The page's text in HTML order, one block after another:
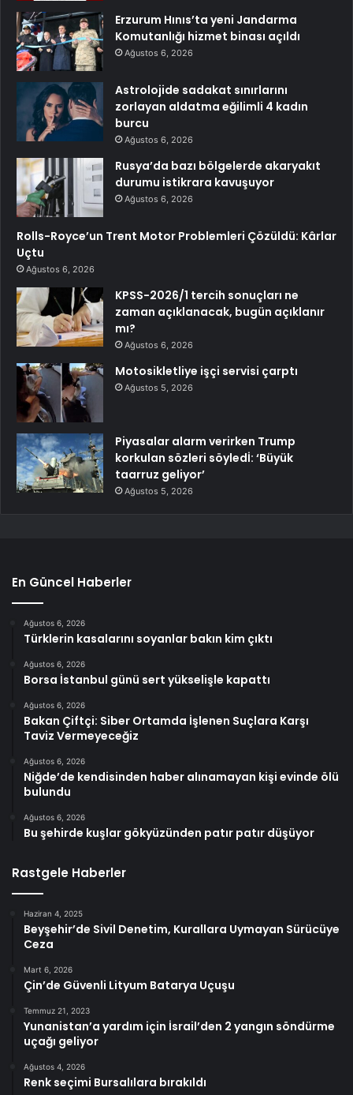
Erzurum Hınıs’ta yeni Jandarma
Komutanlığı hizmet binası açıldı
Ağustos 6, 2026
Astrolojide sadakat sınırlarını
zorlayan aldatma eğilimli 4 kadın
burcu
Ağustos 6, 2026
Rusya’da bazı bölgelerde akaryakıt
durumu istikrara kavuşuyor
Ağustos 6, 2026
Rolls-Royce’un Trent Motor Problemleri Çözüldü: Kârlar
Uçtu
Ağustos 6, 2026
KPSS-2026/1 tercih sonuçları ne
zaman açıklanacak, bugün açıklanır
mı?
Ağustos 6, 2026
Motosikletliye işçi servisi çarptı
Ağustos 5, 2026
Piyasalar alarm verirken Trump
korkulan sözleri söyledİ: ‘Büyük
taarruz geliyor’
Ağustos 5, 2026
En Güncel Haberler
Ağustos 6, 2026
Türklerin kasalarını soyanlar bakın kim çıktı
Ağustos 6, 2026
Borsa İstanbul günü sert yükselişle kapattı
Ağustos 6, 2026
Bakan Çiftçi: Siber Ortamda İşlenen Suçlara Karşı
Taviz Vermeyeceğiz
Ağustos 6, 2026
Niğde’de kendisinden haber alınamayan kişi evinde ölü
bulundu
Ağustos 6, 2026
Bu şehirde kuşlar gökyüzünden patır patır düşüyor
Rastgele Haberler
Haziran 4, 2025
Beyşehir’de Sivil Denetim, Kurallara Uymayan Sürücüye
Ceza
Mart 6, 2026
Çin’de Güvenli Lityum Batarya Uçuşu
Temmuz 21, 2023
Yunanistan’a yardım için İsrail’den 2 yangın söndürme
uçağı geliyor
Ağustos 4, 2026
Renk seçimi Bursalılara bırakıldı